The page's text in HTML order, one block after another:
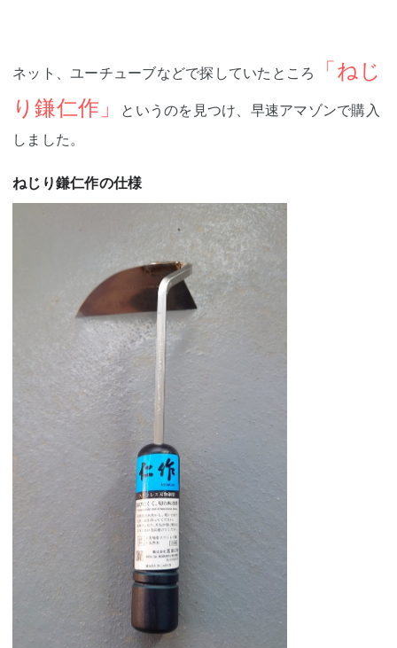
ネット、ユーチューブなどで探していたところ
「ねじ
り鎌仁作」
というのを見つけ、早速アマゾンで購入
しました。
ねじり鎌仁作の仕様